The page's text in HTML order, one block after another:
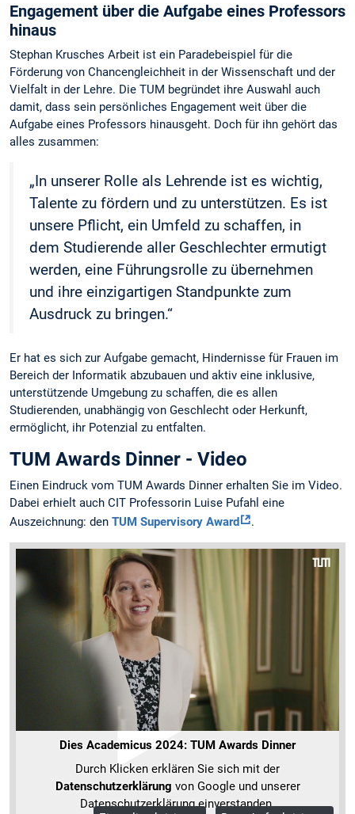
Engagement über die Aufgabe eines Professors
hinaus
Stephan Krusches Arbeit ist ein Paradebeispiel für die
Förderung von Chancengleichheit in der Wissenschaft und der
Vielfalt in der Lehre. Die TUM begründet ihre Auswahl auch
damit, dass sein persönliches Engagement weit über die
Aufgabe eines Professors hinausgeht. Doch für ihn gehört das
alles zusammen:
„In unserer Rolle als Lehrende ist es wichtig,
Talente zu fördern und zu unterstützen. Es ist
unsere Pflicht, ein Umfeld zu schaffen, in
dem Studierende aller Geschlechter ermutigt
werden, eine Führungsrolle zu übernehmen
und ihre einzigartigen Standpunkte zum
Ausdruck zu bringen.“
Er hat es sich zur Aufgabe gemacht, Hindernisse für Frauen im
Bereich der Informatik abzubauen und aktiv eine inklusive,
unterstützende Umgebung zu schaffen, die es allen
Studierenden, unabhängig von Geschlecht oder Herkunft,
ermöglicht, ihr Potenzial zu entfalten.
TUM Awards Dinner - Video
Einen Eindruck vom TUM Awards Dinner erhalten Sie im Video.
Dabei erhielt auch CIT Professorin Luise Pufahl eine
Auszeichnung: den TUM Supervisory Award .
Dies Academicus 2024: TUM Awards Dinner
Durch Klicken erklären Sie sich mit der
Datenschutzerklärung von Google und unserer
Datenschutzerklärung einverstanden.